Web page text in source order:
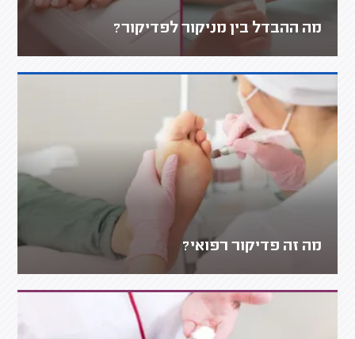
מה ההבדל בין מניקור לפדיקור?
מה זה פדיקור רפואי?